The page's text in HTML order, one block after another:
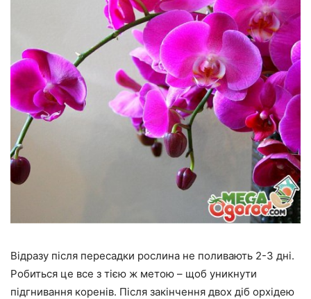
Відразу після пересадки рослина не поливають 2-3 дні.
Робиться це все з тією ж метою – щоб уникнути
підгнивання коренів. Після закінчення двох діб орхідею